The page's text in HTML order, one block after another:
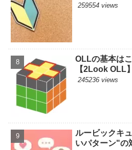
259554 views
OLLの基本は
【2Look OLL】
245236 views
ルービックキ
いパターン"の